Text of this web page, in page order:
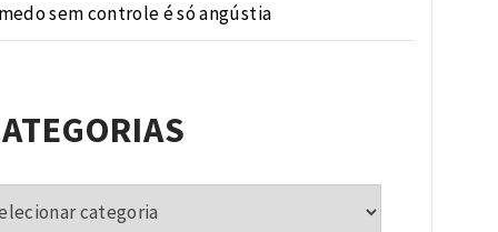
sem controle é só angústia